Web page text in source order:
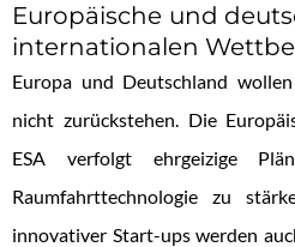
Europäische und
internationalen
Europa und Deutschland
nicht zurückstehen. Die
ESA verfolgt ehrgeizige
Raumfahrttechnologie zu
innovativer Start-ups werden